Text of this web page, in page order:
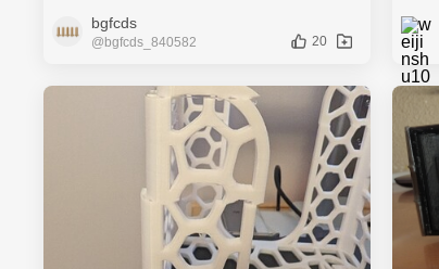
bgfcds
@bgfcds_840582 20